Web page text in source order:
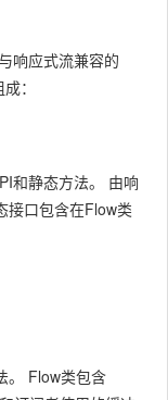
响应式流兼容的
：
和静态方法。 由响
接口包含在Flow类
Flow类包含